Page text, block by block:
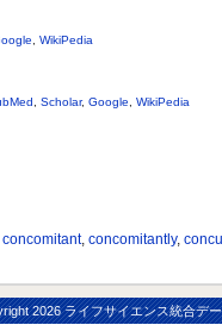
WikiPedia
Scholar, Google WikiPedia
concomitant, concomitantly,
2026 ライフサイエンス統合デ